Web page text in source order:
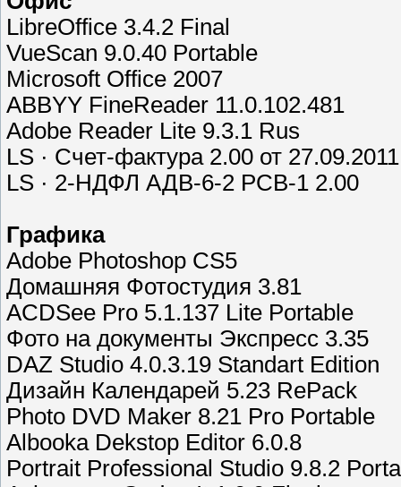
LibreOffice 3.4.2 Final
VueScan 9.0.40 Portable
Microsoft Office 2007
ABBYY FineReader 11.0.102.481
Adobe Reader Lite 9.3.1 Rus
LS · Счет-фактура 2.00 от 27.09.2011
LS · 2-НДФЛ АДВ-6-2 РСВ-1 2.00
Графика
Adobe Photoshop CS5
Домашняя Фотостудия 3.81
ACDSee Pro 5.1.137 Lite Portable
Фото на документы Экспресс 3.35
DAZ Studio 4.0.3.19 Standart Edition
Дизайн Календарей 5.23 RePack
Photo DVD Maker 8.21 Pro Portable
Albooka Dekstop Editor 6.0.8
Portrait Professional Studio 9.8.2